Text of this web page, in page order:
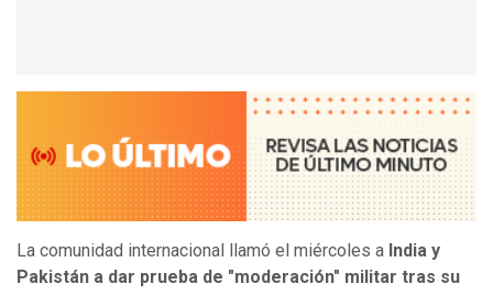
La comunidad internacional llamó el miércoles a India y
Pakistán a dar prueba de "moderación" militar tras su